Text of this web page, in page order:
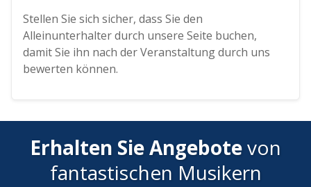
Stellen Sie sich sicher, dass Sie den
Alleinunterhalter durch unsere Seite buchen,
damit Sie ihn nach der Veranstaltung durch uns
bewerten können.
Erhalten Sie Angebotevon
fantastischen Musikern